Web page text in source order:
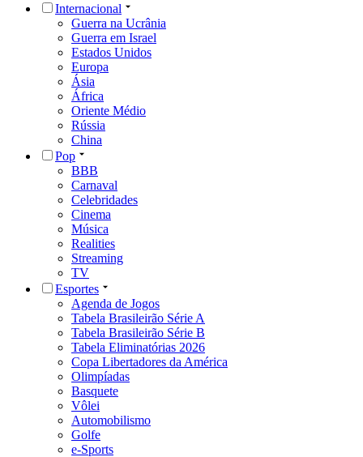
Internacional
Guerra na Ucrânia
Guerra em Israel
Estados Unidos
Europa
Ásia
África
Oriente Médio
Rússia
China
Pop
BBB
Carnaval
Celebridades
Cinema
Música
Realities
Streaming
TV
Esportes
Agenda de Jogos
Tabela Brasileirão Série A
Tabela Brasileirão Série B
Tabela Eliminatórias 2026
Copa Libertadores da América
Olimpíadas
Basquete
Vôlei
Automobilismo
Golfe
e-Sports